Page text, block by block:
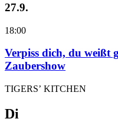
27.9.
18:00
Verpiss dich, du weißt
Zaubershow
TIGERS’ KITCHEN
Di